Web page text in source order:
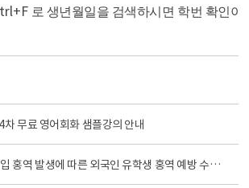
로 생년월일을 검색하시면 학번 확인이
무료 영어회화 샘플강의 안내
해외유입 홍역 발생에 따른 외국인 유학생 홍역 예방 수칙 안내